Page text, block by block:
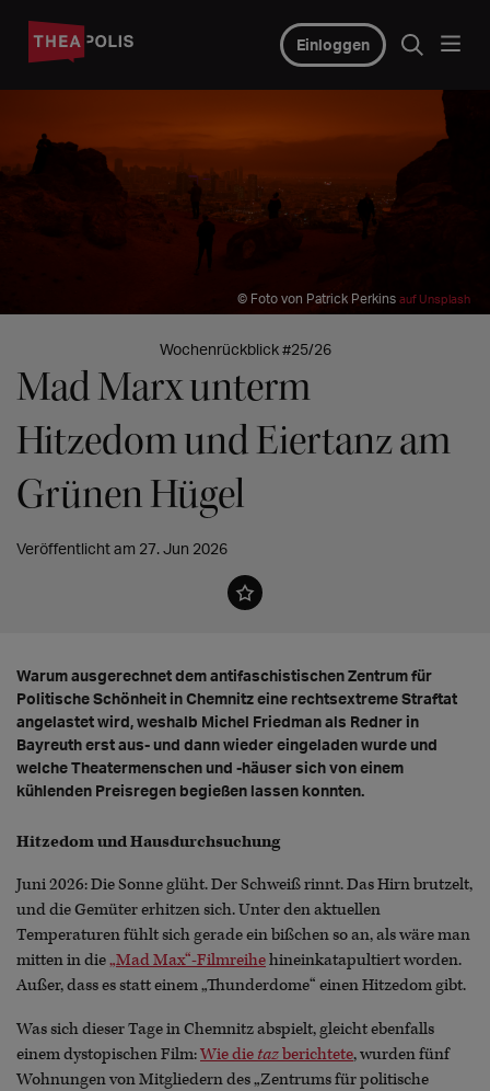
Einloggen
© Foto von Patrick Perkins auf Unsplash
Wochenrückblick #25/26
Mad Marx unterm
Hitzedom und Eiertanz am
Grünen Hügel
Veröffentlicht am 27. Jun 2026
Warum ausgerechnet dem antifaschistischen Zentrum für
Politische Schönheit in Chemnitz eine rechtsextreme Straftat
angelastet wird, weshalb Michel Friedman als Redner in
Bayreuth erst aus- und dann wieder eingeladen wurde und
welche Theatermenschen und -häuser sich von einem
kühlenden Preisregen begießen lassen konnten.
Hitzedom und Hausdurchsuchung
Juni 2026: Die Sonne glüht. Der Schweiß rinnt. Das Hirn brutzelt,
und die Gemüter erhitzen sich. Unter den aktuellen
Temperaturen fühlt sich gerade ein bißchen so an, als wäre man
mitten in die„Mad Max“-Filmreihehineinkatapultiert worden.
Außer, dass es statt einem „Thunderdome“ einen Hitzedom gibt.
Was sich dieser Tage in Chemnitz abspielt, gleicht ebenfalls
einem dystopischen Film:Wie die tazberichtete, wurden fünf
Wohnungen von Mitgliedern des „Zentrums für politische